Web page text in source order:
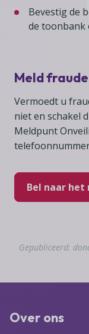
Bevestig de
de toonbank
Meld fraude
Vermoedt u
niet en schakel
Meldpunt
Bel naar
Gepubliceerd:
Over ons